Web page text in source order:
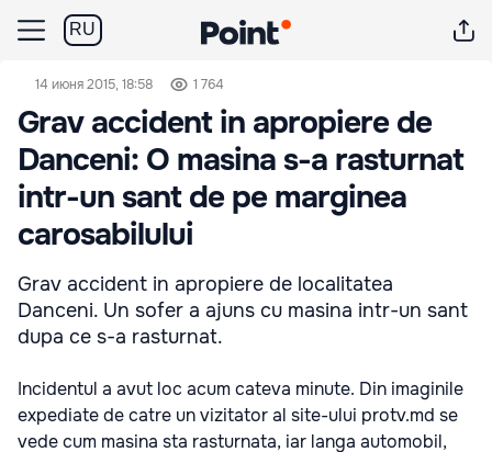
RU
14 июня 2015, 18:58 1 764
Grav accident in apropiere de
Danceni: O masina s-a rasturnat
intr-un sant de pe marginea
carosabilului
Grav accident in apropiere de localitatea
Danceni. Un sofer a ajuns cu masina intr-un sant
dupa ce s-a rasturnat.
Incidentul a avut loc acum cateva minute. Din imaginile
expediate de catre un vizitator al site-ului protv.md se
vede cum masina sta rasturnata, iar langa automobil,